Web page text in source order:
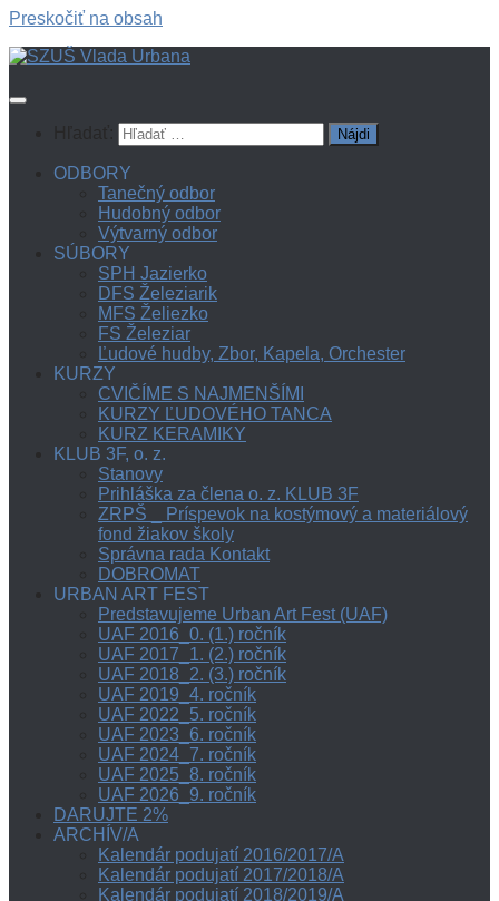
Preskočiť na obsah
ODBORY
Tanečný odbor
Hudobný odbor
Výtvarný odbor
SÚBORY
SPH Jazierko
DFS Železiarik
MFS Želiezko
FS Železiar
Ľudové hudby, Zbor, Kapela, Orchester
KURZY
CVIČÍME S NAJMENŠÍMI
KURZY ĽUDOVÉHO TANCA
KURZ KERAMIKY
KLUB 3F, o. z.
Stanovy
Prihláška za člena o. z. KLUB 3F
ZRPŠ _ Príspevok na kostýmový a materiálový
fond žiakov školy
Správna rada Kontakt
DOBROMAT
URBAN ART FEST
Predstavujeme Urban Art Fest (UAF)
UAF 2016_0. (1.) ročník
UAF 2017_1. (2.) ročník
UAF 2018_2. (3.) ročník
UAF 2019_4. ročník
UAF 2022_5. ročník
UAF 2023_6. ročník
UAF 2024_7. ročník
UAF 2025_8. ročník
UAF 2026_9. ročník
DARUJTE 2%
ARCHÍV/A
Kalendár podujatí 2016/2017/A
Kalendár podujatí 2017/2018/A
Kalendár podujatí 2018/2019/A